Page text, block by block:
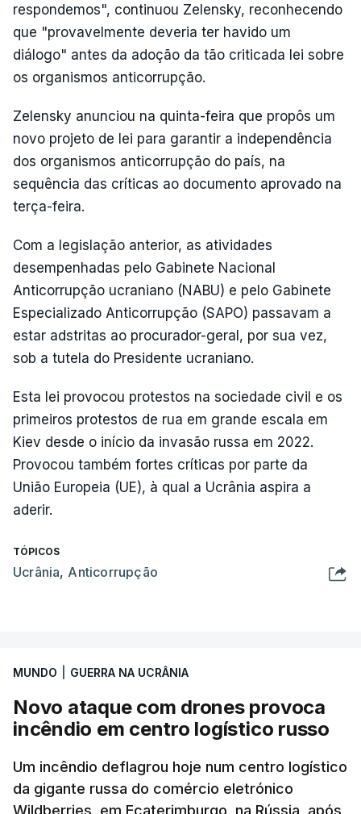
respondemos", continuou Zelensky, reconhecendo
que "provavelmente deveria ter havido um
diálogo" antes da adoção da tão criticada lei sobre
os organismos anticorrupção.
Zelensky anunciou na quinta-feira que propôs um
novo projeto de lei para garantir a independência
dos organismos anticorrupção do país, na
sequência das críticas ao documento aprovado na
terça-feira.
Com a legislação anterior, as atividades
desempenhadas pelo Gabinete Nacional
Anticorrupção ucraniano (NABU) e pelo Gabinete
Especializado Anticorrupção (SAPO) passavam a
estar adstritas ao procurador-geral, por sua vez,
sob a tutela do Presidente ucraniano.
Esta lei provocou protestos na sociedade civil e os
primeiros protestos de rua em grande escala em
Kiev desde o início da invasão russa em 2022.
Provocou também fortes críticas por parte da
União Europeia (UE), à qual a Ucrânia aspira a
aderir.
TÓPICOS
Ucrânia, Anticorrupção
MUNDO GUERRA NA UCRÂNIA
Novo ataque com drones provoca
incêndio em centro logístico russo
Um incêndio deflagrou hoje num centro logístico
da gigante russa do comércio eletrónico
Wildberries, em Ecaterimburgo, na Rússia, após